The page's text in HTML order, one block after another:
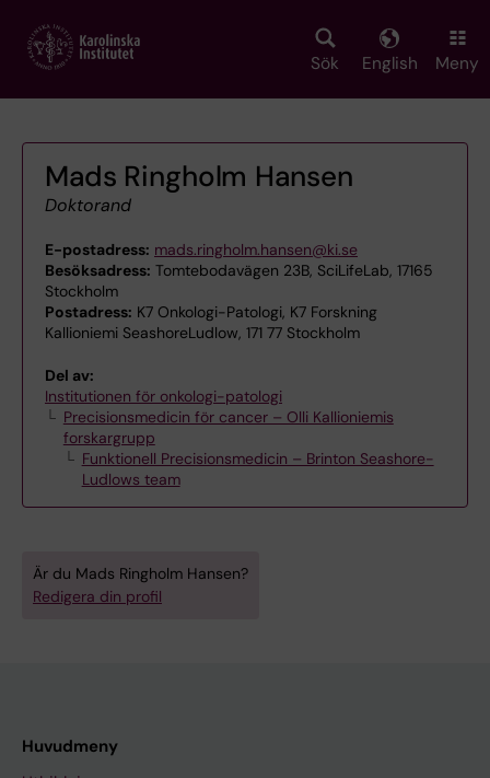
main
Sök English Meny
Mads Ringholm Hansen
Doktorand
E-postadress: mads.ringholm.hansen@ki.se
Besöksadress: Tomtebodavägen 23B, SciLifeLab, 17165
Stockholm
Postadress: K7 Onkologi-Patologi, K7 Forskning
Kallioniemi SeashoreLudlow, 171 77 Stockholm
Del av:
Institutionen för onkologi-patologi
Precisionsmedicin för cancer – Olli Kallioniemis
forskargrupp
Funktionell Precisionsmedicin – Brinton Seashore-
Ludlows team
Är du Mads Ringholm Hansen?
Redigera din profil
Huvudmeny